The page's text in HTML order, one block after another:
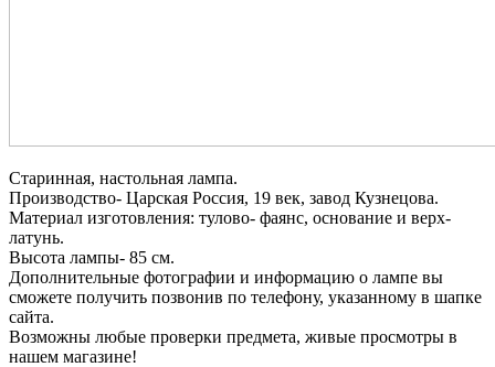
Старинная, настольная лампа.
Производство- Царская Россия, 19 век, завод Кузнецова.
Материал изготовления: тулово- фаянс, основание и верх-
латунь.
Высота лампы- 85 см.
Дополнительные фотографии и информацию о лампе вы
сможете получить позвонив по телефону, указанному в шапке
сайта.
Возможны любые проверки предмета, живые просмотры в
нашем магазине!